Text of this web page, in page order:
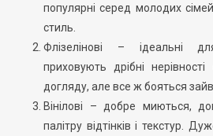
популярні серед молодих
стиль.
Флізелінові – ідеальні
приховують дрібні
догляду, але все ж бояться
Вінілові – добре миються,
палітру відтінків і текстур.